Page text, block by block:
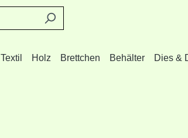
Textil Holz Brettchen Behälter Dies &